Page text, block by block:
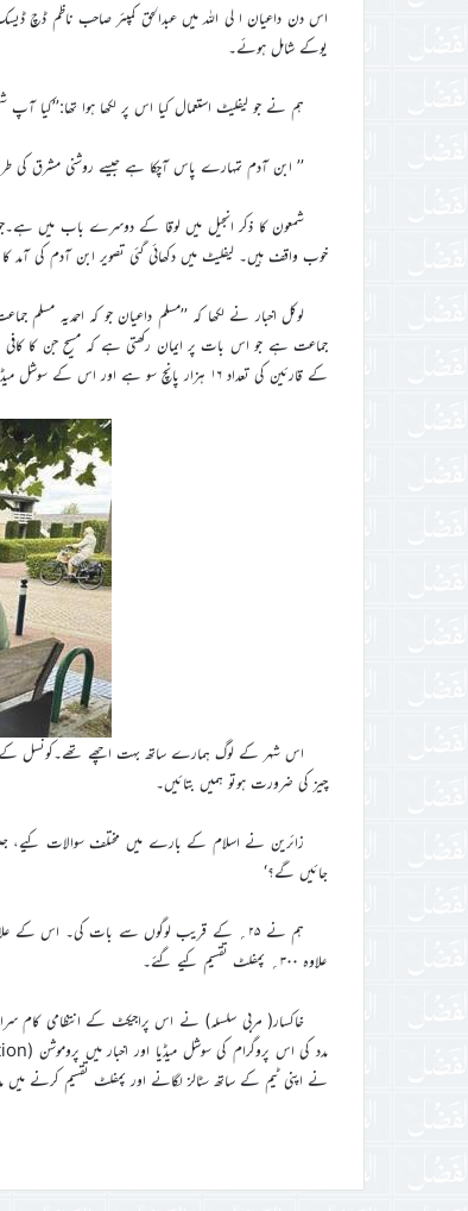
اس دن داعیان ا لی اللہ میں عبدالحق کمپئر صاحب ناظم ڈچ
یوکے شامل ہوئے۔
ہم نے جو لیفلیٹ استعمال کیا اس پر لکھا ہوا تھا:’’کیا
’’ ابن آدم تمہارے پاس آچکا ہے جیسے روشنی مشرق
شمعون کا ذکر انجیل میں لوقا کے دوسرے باب میں
خوب واقف ہیں۔ لیفلیٹ میں دکھائی گئی تصویر ابن آدم کی آمد
لوکل اخبار نے لکھا کہ ’’مسلم داعیان جو کہ احمدیہ
جماعت ہے جو اس بات پر ایمان رکھتی ہے کہ مسیح جن کا کافی
کے قارئین کی تعداد ۱۶ ہزار پانچ سو ہے اور اس کے سوشل میڈیا پر ۲۷؍ ہزار سے زائد فالورز ہیں۔
اس شہر کے لوگ ہمارے ساتھ بہت اچھے تھے۔کونسل کے
چیز کی ضرورت ہوتو ہمیں بتائیں۔
زائرین نے اسلام کے بارے میں مختلف سوالات کیے، جیسا
جائیں گے؟‘
ہم نے ۲۵؍ کے قریب لوگوں سے بات کی۔ اس کے
علاوہ ۳۰۰؍ پمفلٹ تقسیم کیے گئے۔
خاکسار( مربی سلسلہ) نے اس پراجیکٹ کے انتظامی
نے اپنی ٹیم کے ساتھ سٹالز لگانے اور پمفلٹ تقسیم کرنے